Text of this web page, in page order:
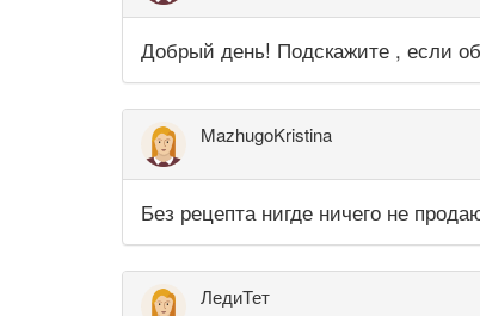
Добрый день! Подскажите , если
MazhugoKristina
Без рецепта нигде ничего не
ЛедиТет